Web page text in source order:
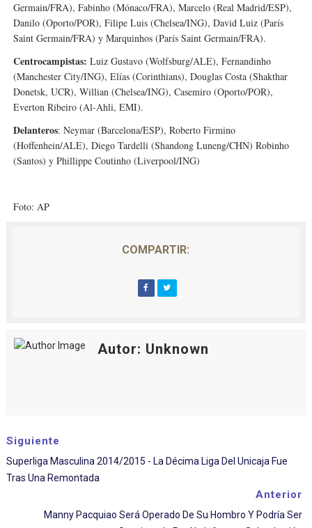
Germain/FRA), Fabinho (Mónaco/FRA), Marcelo (Real Madrid/ESP),
Danilo (Oporto/POR), Filipe Luis (Chelsea/ING), David Luiz (París
Saint Germain/FRA) y Marquinhos (París Saint Germain/FRA).
Centrocampistas: Luiz Gustavo (Wolfsburg/ALE), Fernandinho
(Manchester City/ING), Elías (Corinthians), Douglas Costa (Shakthar
Donetsk, UCR), Willian (Chelsea/ING), Casemiro (Oporto/POR),
Everton Ribeiro (Al-Ahli, EMI).
Delanteros: Neymar (Barcelona/ESP), Roberto Firmino
(Hoffenhein/ALE), Diego Tardelli (Shandong Luneng/CHN) Robinho
(Santos) y Phillippe Coutinho (Liverpool/ING)
Foto: AP
COMPARTIR:
Autor: Unknown
Siguiente
Superliga Masculina 2014/2015 - La Décima Liga Del Unicaja Fue
Tras Una Remontada
Anterior
Manny Pacquiao Será Operado De Su Hombro Y Podría Ser